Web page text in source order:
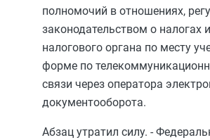
полномочий в отношениях,
законодательством о налогах
налогового органа по месту
форме по
связи через оператора
документооборота.
Абзац утратил силу. -